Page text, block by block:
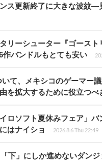
ス更新終了に大きな波紋―
リーシューター『ゴース
バンドルもとても安い
て、メキシコのゲーマー
を拡大するために役立つべ
ロソフト夏休みフェア」
はナイショ
2026.8.6 Thu 22:49
下」にしか進めないダン